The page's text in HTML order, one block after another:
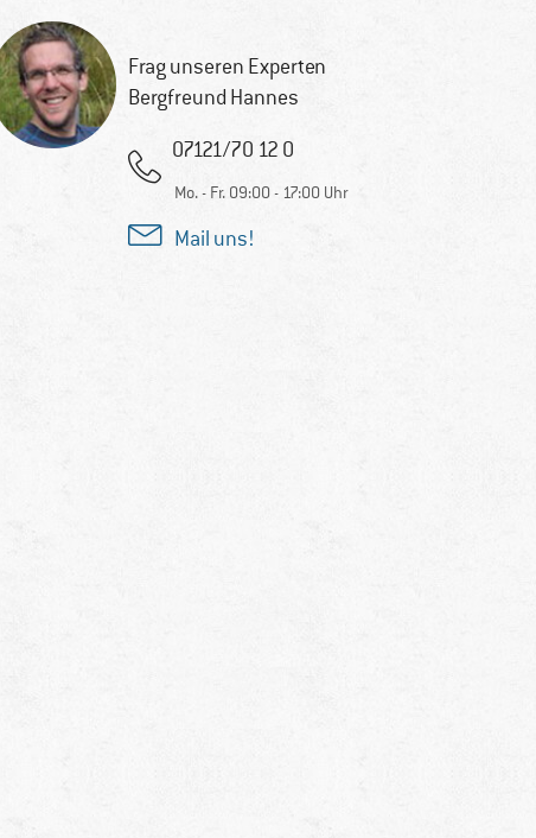
Frag unseren Experten
Bergfreund Hannes
07121/70 12 0
Mo. - Fr. 09:00 - 17:00 Uhr
Mail uns!